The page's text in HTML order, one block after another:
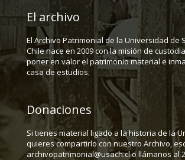
El archivo
El Archivo Patrimonial de la Universidad de
Chile nace en 2009 con la misión de
poner en valor el patrimonio material e
casa de estudios.
Donaciones
Si tienes material ligado a la historia de la
quieres compartirlo con nuestro Archivo,
archivopatrimonial@usach.cl o llámanos al